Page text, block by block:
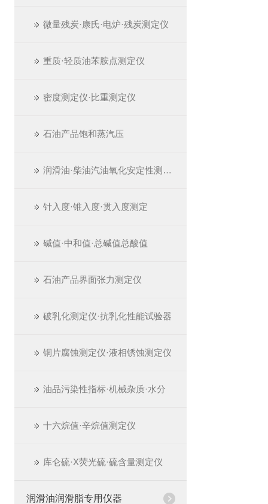
微量残炭·康氏·电炉·残炭测定仪
重质·轻质油苯胺点测定仪
密度测定仪·比重测定仪
石油产品饱和蒸汽压
润滑油·柴油汽油氧化安定性测定仪
针入度·锥入度·贯入度测定
碱值·中和值·总碱值总酸值
石油产品界面张力测定仪
破乳化测定仪·抗乳化性能试验器
铜片腐蚀测定仪·液相锈蚀测定仪
油品污染性指标·机械杂质·水分
十六烷值·辛烷值测定仪
库仑硫·X荧光硫·硫含量测定仪
润滑油润滑脂专用仪器